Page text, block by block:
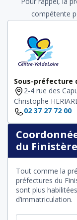
compétente
Sous-préfecture
2-4 rue des
Christophe
02 37 27 72 00
du Finistère
Tout comme la
préfectures du
sont plus
d’immatriculation.